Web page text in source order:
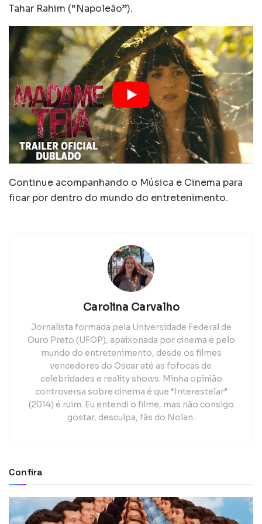
Tahar Rahim (“Napoleão”).
Continue acompanhando o Música e Cinema para
ficar por dentro do mundo do entretenimento.
Carolina Carvalho
Jornalista formada pela Universidade Federal de
Ouro Preto (UFOP), apaixonada por cinema e pelo
mundo do entretenimento, desde os filmes
vencedores do Oscar até as fofocas de
celebridades e reality shows. Minha opinião
controversa sobre cinema é que “Interestelar”
(2014) é ruim. Eu entendi o filme, mas não consigo
gostar, desculpa, fãs do Nolan.
Confira